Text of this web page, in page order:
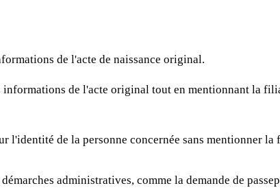
de l'acte de naissance original.
de l'acte original tout en mentionnant la
l'identité de la personne concernée sans mentionner la
administratives, comme la demande de